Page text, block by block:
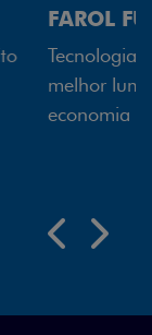
garante
e mais